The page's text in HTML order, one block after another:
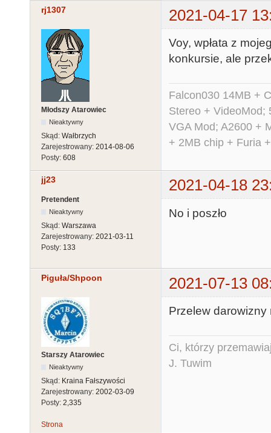
rj1307 2021-04-17
Młodszy Atarowiec
Nieaktywny
Skąd: Wałbrzych
Zarejestrowany: 2014-08-06
Posty: 608
Voy, wpłata z
konkursie, ale
Falcon030 14MB +
Stereo + VideoMod;
VGA Mod; A2600 +
+ 2MB chip + Furia
jj23 2021-04-18
Pretendent
Nieaktywny
Skąd: Warszawa
Zarejestrowany: 2021-03-11
Posty: 133
No i poszło
Piguła/Shpoon 2021-07-13
Starszy Atarowiec
Nieaktywny
Skąd: Kraina Fałszywości
Zarejestrowany: 2002-03-09
Posty: 2,335
Przelew
Ci, którzy
J. Tuwim
Strona